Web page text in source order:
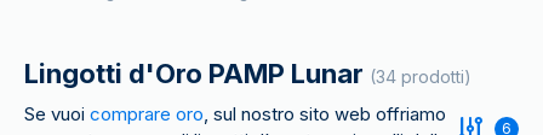
Lingotti d'Oro PAMP Lunar (34 prodotti)
Se vuoi comprare oro, sul nostro sito web offriamo
6